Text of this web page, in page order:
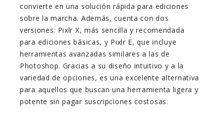
convierte en una solución rápida para ediciones
sobre la marcha. Además, cuenta con dos
versiones: Pixlr X, más sencilla y recomendada
para ediciones básicas, y Pixlr E, que incluye
herramientas avanzadas similares a las de
Photoshop. Gracias a su diseño intuitivo y a la
variedad de opciones, es una excelente alternativa
para aquellos que buscan una herramienta ligera y
potente sin pagar suscripciones costosas.